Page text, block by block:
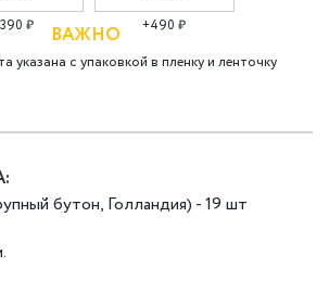
₽
+490 ₽
ВАЖНО
указана с упаковкой в пленку и ленточку
бутон, Голландия) - 19 шт